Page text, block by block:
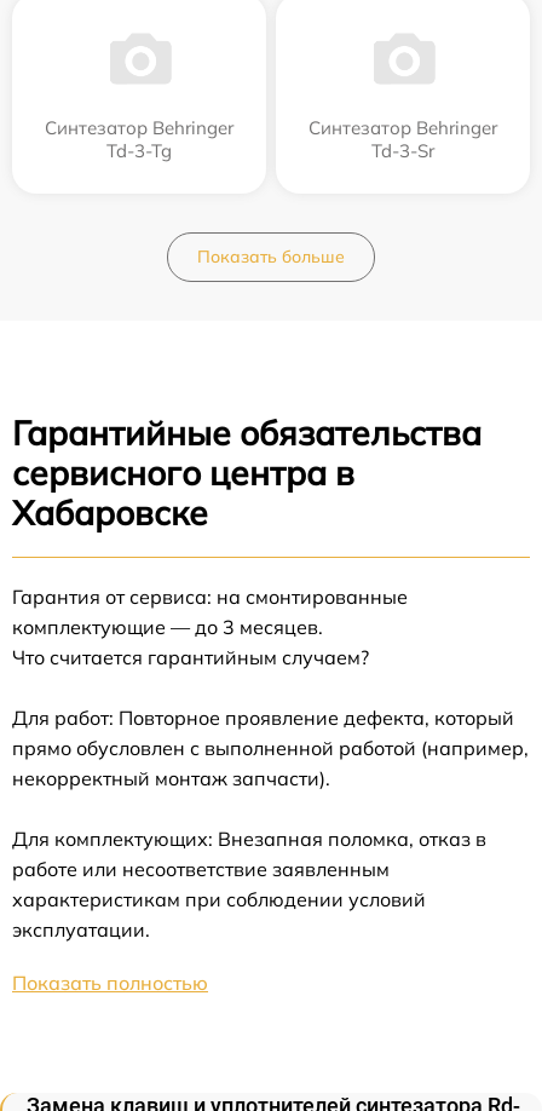
Синтезатор Behringer
Td-3-Tg
Синтезатор Behringer
Td-3-Sr
Показать больше
Гарантийные обязательства
сервисного центра в
Хабаровске
Гарантия от сервиса: на смонтированные
комплектующие — до 3 месяцев.
Что считается гарантийным случаем?
Для работ: Повторное проявление дефекта, который
прямо обусловлен с выполненной работой (например,
некорректный монтаж запчасти).
Для комплектующих: Внезапная поломка, отказ в
работе или несоответствие заявленным
характеристикам при соблюдении условий
эксплуатации.
Показать полностью
Замена клавиш и уплотнителей синтезатора Rd-